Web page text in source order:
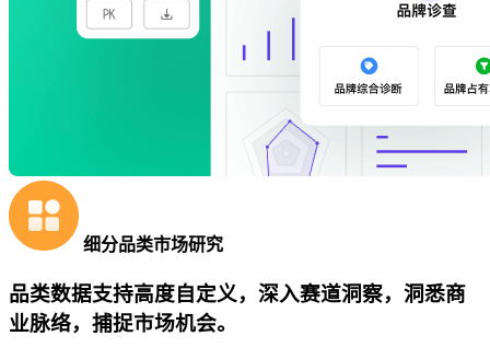
细分品类市场研究
品类数据支持高度自定义，深入赛道洞察，洞悉商
业脉络，捕捉市场机会。